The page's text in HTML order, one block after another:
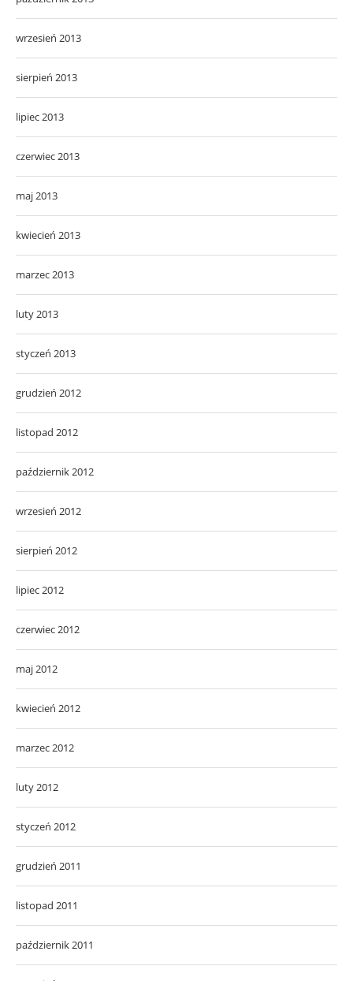
wrzesień 2013
sierpień 2013
lipiec 2013
czerwiec 2013
maj 2013
kwiecień 2013
marzec 2013
luty 2013
styczeń 2013
grudzień 2012
listopad 2012
październik 2012
wrzesień 2012
sierpień 2012
lipiec 2012
czerwiec 2012
maj 2012
kwiecień 2012
marzec 2012
luty 2012
styczeń 2012
grudzień 2011
listopad 2011
październik 2011